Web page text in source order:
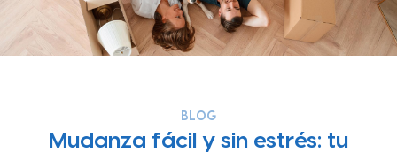
BLOG
Mudanza fácil y sin estrés: tu